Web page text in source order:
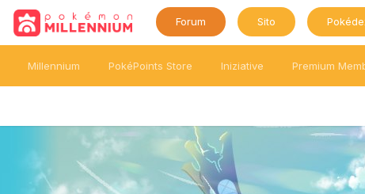
Forum Sito
Millennium PokéPoints Store Iniziative Premium